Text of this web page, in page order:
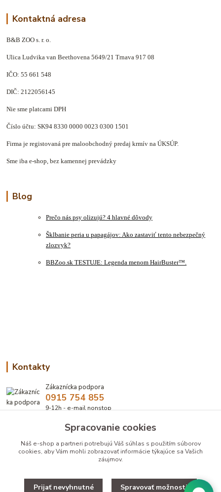
Kontaktná adresa
B&B ZOO s. r. o.
Ulica Ludvika van Beethovena 5649/21 Trnava 917 08
IČO: 55 661 548
DIČ: 2122056145
Nie sme platcami DPH
Číslo účtu: SK94 8330 0000 0023 0300 1501
Firma je registovaná pre maloobchodný predaj krmív na ÚKSÚP.
Sme iba e-shop, bez kamennej prevádzky
Blog
Prečo nás psy olizujú? 4 hlavné dôvody
Šklbanie peria u papagájov: Ako zastaviť tento nebezpečný
zlozvyk?
BBZoo.sk TESTUJE: Legenda menom HairBuster™.
Kontakty
Zákaznícka podpora
0915 754 855
9-12h - e-mail nonstop
eshop@bbzoo.skSpracovanie cookies
Náš e-shop a partneri potrebujú Váš súhlas s použitím súborov
cookies, aby Vám mohli zobrazovať informácie týkajúce sa Vašich
záujmov.
Prijať nevyhnutné Spravovať možnosti